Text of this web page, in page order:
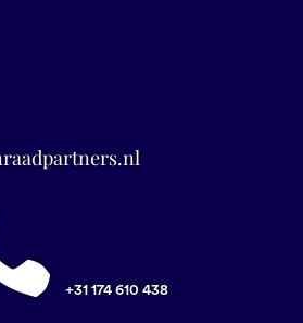
+31 174 610 438